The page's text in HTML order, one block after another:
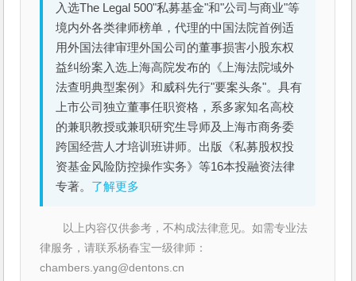
入选The Legal 500"私募基金"和"公司与商业"等
境内外各类律师榜单，代理的中国法院首例适
用外国法律审理外国公司的董事损害小股东权
益纠纷案入选上海高院发布的《上海法院域外
法查明典型案例》和威科先行"要案头条"。具有
上市公司独立董事任职资格，系多家知名高校
的兼职教授或兼职研究生导师及上海市商务委
跨国经营人才培训班讲师。出版《私募股权投
资基金风险防控操作实务》等16本投融资法律
专著。 了解更多
以上内容仅供参考，不构成法律意见。如需专业法
律服务，请联系杨春宝一级律师：
chambers.yang@dentons.cn